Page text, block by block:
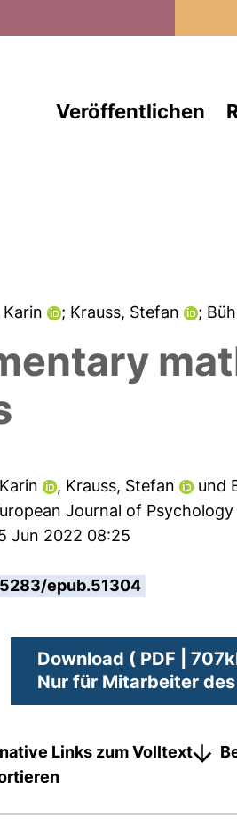
Veröffentlichen
Karin ; Krauss, Stefan ;
, Krauss, Stefan und
Journal of
Jun 2022 08:25
epub.51304
Download ( PDF |
Nur für Mitarbeiter
Links zum Volltext